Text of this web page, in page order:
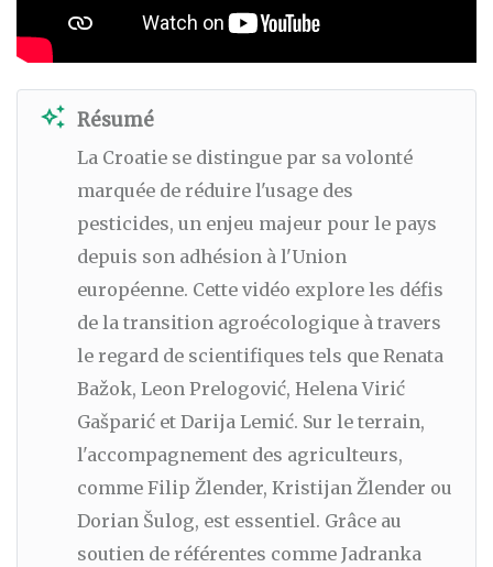
auto_awesome Résumé
La Croatie se distingue par sa volonté
marquée de réduire l'usage des
pesticides, un enjeu majeur pour le pays
depuis son adhésion à l'Union
européenne. Cette vidéo explore les défis
de la transition agroécologique à travers
le regard de scientifiques tels que Renata
Bažok, Leon Prelogović, Helena Virić
Gašparić et Darija Lemić. Sur le terrain,
l'accompagnement des agriculteurs,
comme Filip Žlender, Kristijan Žlender ou
Dorian Šulog, est essentiel. Grâce au
soutien de référentes comme Jadranka